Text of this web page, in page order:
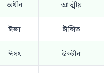
অধীন আত্মীয়
ঈপ্সা ঈপ্সিত
ঈষৎ উড্ডীন